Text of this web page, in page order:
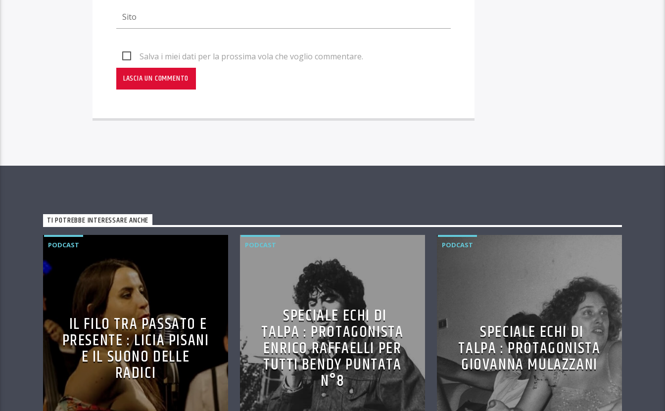
Salva i miei dati per la prossima vola che voglio commentare.
TI POTREBBE INTERESSARE ANCHE
PODCAST
IL FILO TRA PASSATO E
PRESENTE : LICIA PISANI
E IL SUONO DELLE
RADICI
PODCAST
SPECIALE ECHI DI
TALPA : PROTAGONISTA
ENRICO RAFFAELLI PER
TUTTI BENDY PUNTATA
N°8
PODCAST
SPECIALE ECHI DI
TALPA : PROTAGONISTA
GIOVANNA MULAZZANI